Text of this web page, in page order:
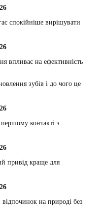
спокійніше вирішувати
впливає на ефективність
зубів і до чого це
контакті з
привід краще для
на природі без